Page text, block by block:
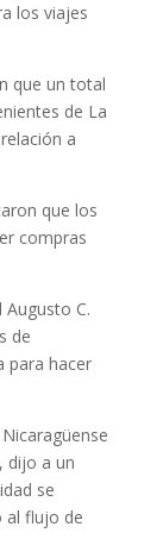
los viajes
que un total
de La
a
que los
compras
C.
de
para hacer
dijo a un
se
al flujo de